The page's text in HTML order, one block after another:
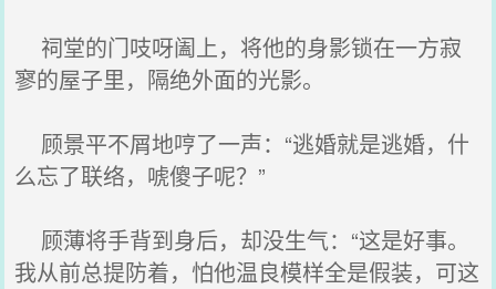
祠堂的门吱呀阖上，将他的身影锁在一方寂
寥的屋子里，隔绝外面的光影。
顾景平不屑地哼了一声：“逃婚就是逃婚，什
么忘了联络，唬傻子呢？”
顾薄将手背到身后，却没生气：“这是好事。
我从前总提防着，怕他温良模样全是假装，可这